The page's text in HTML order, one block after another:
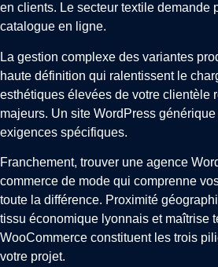
en clients. Le secteur textile demande
catalogue en ligne.
La gestion complexe des variantes
haute définition qui ralentissent le
esthétiques élevées de votre clientèle
majeurs. Un site WordPress
exigences spécifiques.
Franchement, trouver une agence
commerce de mode qui comprenne
toute la différence. Proximité
tissu économique lyonnais et maîtrise
WooCommerce constituent les trois
votre projet.